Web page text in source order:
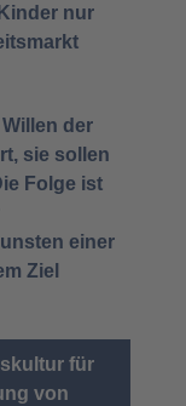
nur
der
sie sollen
Folge ist
einer
Ziel
für
von